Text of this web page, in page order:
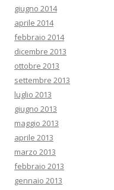
giugno 2014
aprile 2014
febbraio 2014
dicembre 2013
ottobre 2013
settembre 2013
luglio 2013
giugno 2013
maggio 2013
aprile 2013
marzo 2013
febbraio 2013
gennaio 2013